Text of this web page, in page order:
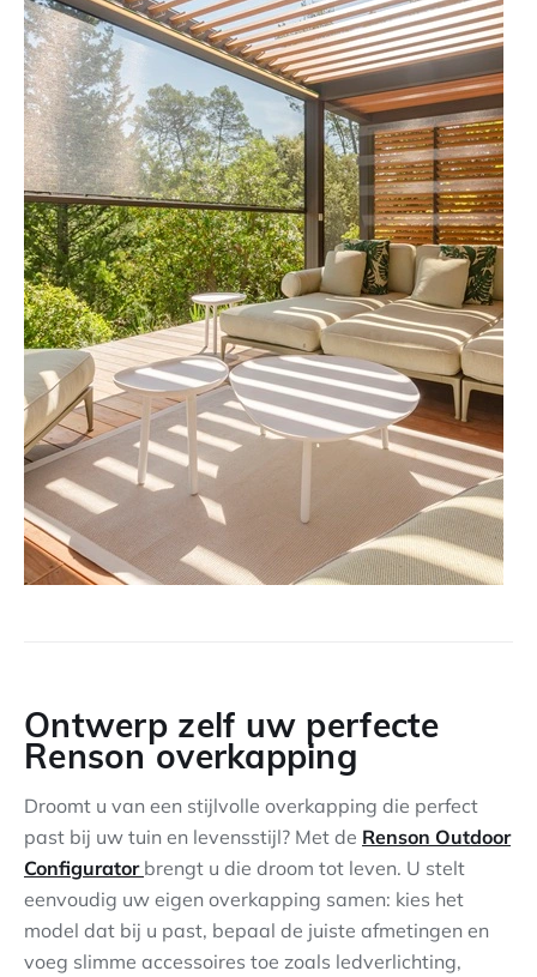
Ontwerp zelf uw perfecte
Renson overkapping
Droomt u van een stijlvolle overkapping die perfect
past bij uw tuin en levensstijl? Met de Renson Outdoor
Configurator brengt u die droom tot leven. U stelt
eenvoudig uw eigen overkapping samen: kies het
model dat bij u past, bepaal de juiste afmetingen en
voeg slimme accessoires toe zoals ledverlichting,